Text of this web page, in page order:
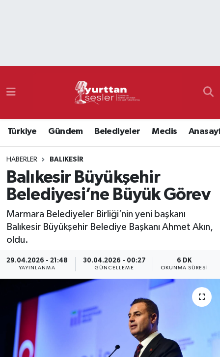
Türkiye Gündem Belediyeler Meclis
HABERLER BALIKESIR
Balıkesir Büyükşehir
Belediyesi’ne Büyük Görev
Marmara Belediyeler Birliği’nin yeni başkanı
Balıkesir Büyükşehir Belediye Başkanı Ahmet Akın,
oldu.
29.04.2026 - 21:48
YAYINLANMA
30.04.2026 - 00:27
GÜNCELLEME
6 DK
OKUNMA SÜRESI
Namaz Vakitleri
Süper Lig Puan Durumu ve Fikstür
Tüm Manşetler
Son Dakika Haberleri
Haber Arşivi